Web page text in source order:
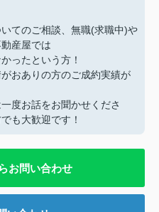
てのご相談、無職(求職中)や
産屋では
ったという方！
おありの方のご成約実績が
度お話をお聞かせくださ
も大歓迎です！
お問い合わせ